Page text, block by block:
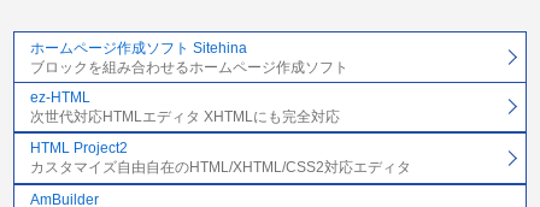
ホームページ作成ソフト Sitehina
ブロックを組み合わせるホームページ作成ソフト
ez-HTML
次世代対応HTMLエディタ XHTMLにも完全対応
HTML Project2
カスタマイズ自由自在のHTML/XHTML/CSS2対応エディタ
AmBuilder